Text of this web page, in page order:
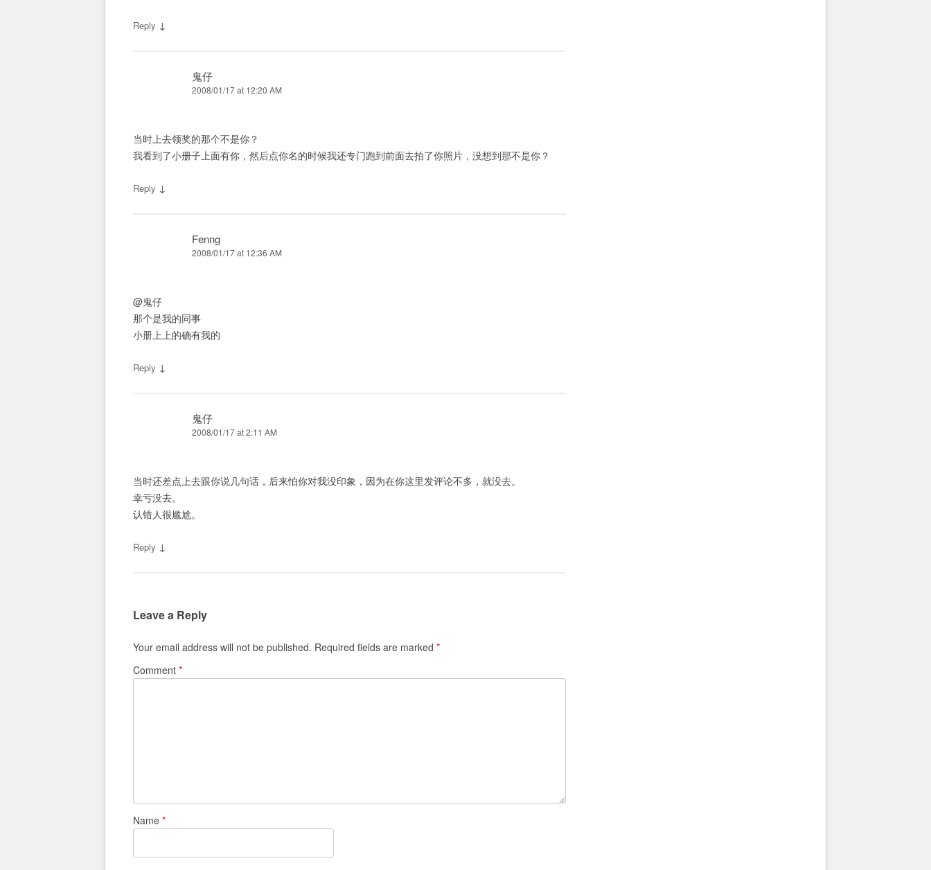
Reply ↓
鬼仔
2008/01/17 at 12:20 AM
当时上去领奖的那个不是你？
我看到了小册子上面有你，然后点你名的时候我还专门跑到前面去拍了你照片，没想到那不是你？
Reply ↓
Fenng
2008/01/17 at 12:36 AM
@鬼仔
那个是我的同事
小册上上的确有我的
Reply ↓
鬼仔
2008/01/17 at 2:11 AM
当时还差点上去跟你说几句话，后来怕你对我没印象，因为在你这里发评论不多，就没去。
幸亏没去。
认错人很尴尬。
Reply ↓
Leave a Reply
Your email address will not be published. Required fields are marked *
Comment *
Name *